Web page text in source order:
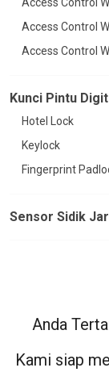
Access Control
Access Control
Kunci Pintu
Hotel Lock
Keylock
Fingerprint
Sensor Sidik
Anda
Kami siap